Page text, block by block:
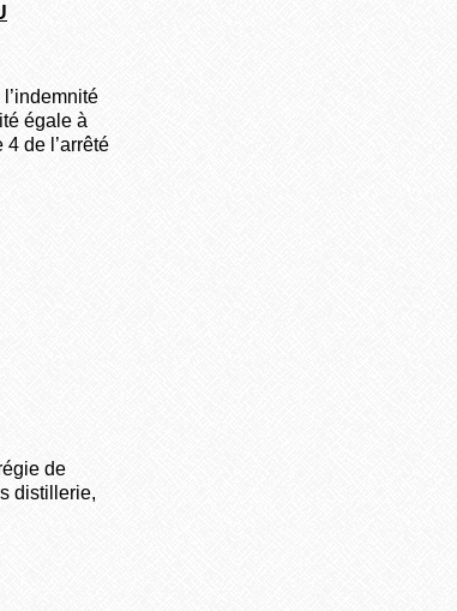
égale à
de l’arrêté
de
distillerie,